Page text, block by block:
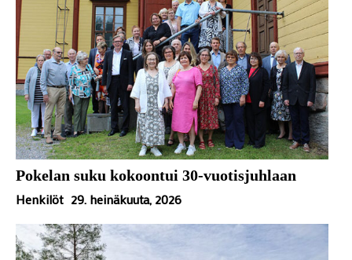
Pokelan suku kokoontui 30-vuotisjuhlaan
Henkilöt 29. heinäkuuta, 2026